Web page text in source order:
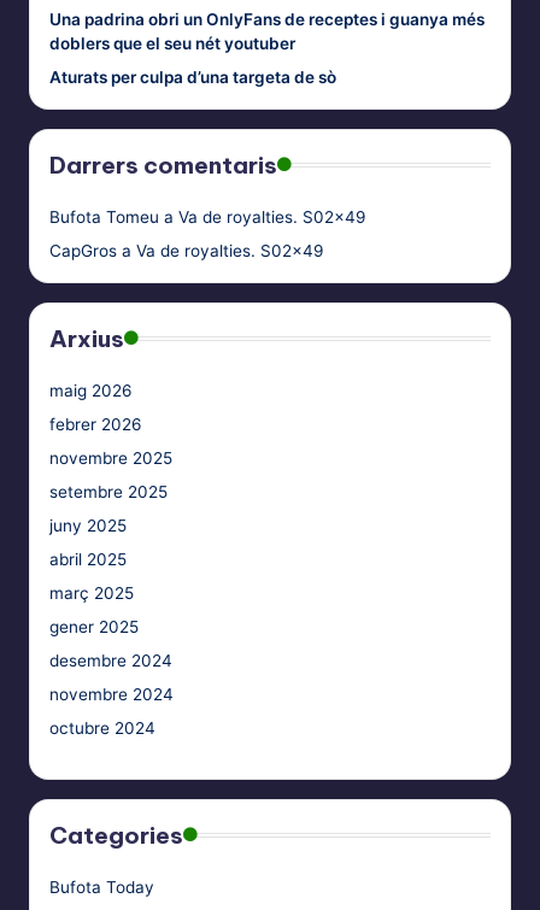
Una padrina obri un OnlyFans de receptes i guanya més
doblers que el seu nét youtuber
Aturats per culpa d’una targeta de sò
Darrers comentaris
Bufota Tomeu a Va de royalties. S02x49
CapGros a Va de royalties. S02x49
Arxius
maig 2026
febrer 2026
novembre 2025
setembre 2025
juny 2025
abril 2025
març 2025
gener 2025
desembre 2024
novembre 2024
octubre 2024
Categories
Bufota Today